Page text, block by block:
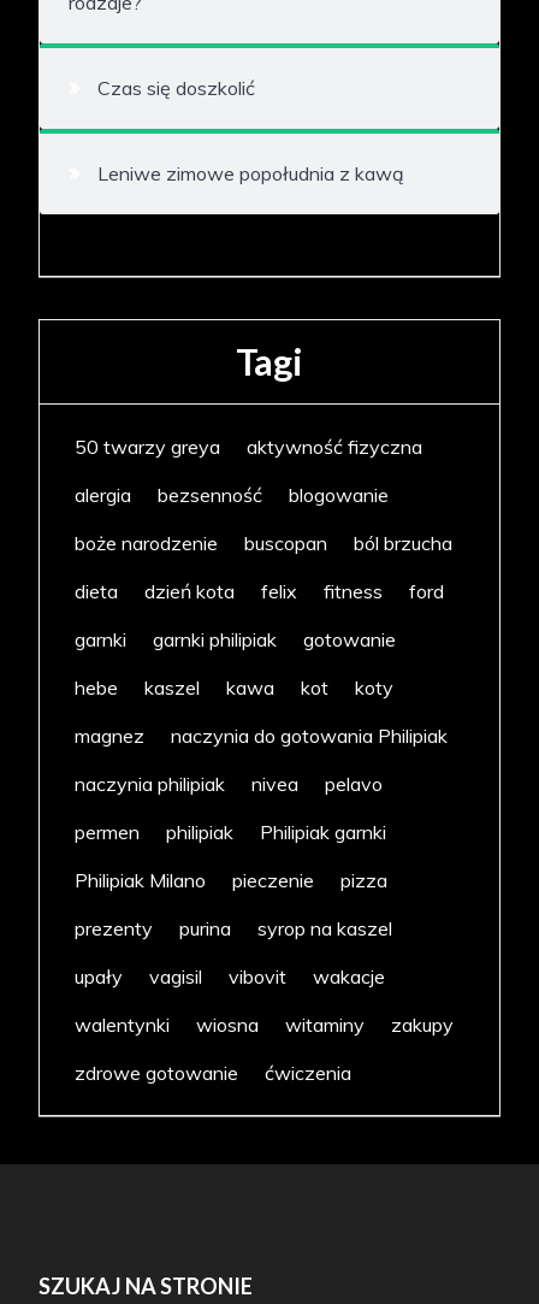
Czas się doszkolić
Leniwe zimowe popołudnia z kawą
Tagi
50 twarzy greya
aktywność fizyczna
alergia
bezsenność
blogowanie
boże narodzenie
buscopan
ból brzucha
dieta
dzień kota felix fitness
ford
garnki
garnki philipiak
gotowanie
hebe
kaszel kawa kot
koty
magnez
naczynia do gotowania Philipiak
naczynia philipiak
nivea
pelavo
permen
philipiak
Philipiak garnki
Philipiak Milano
pieczenie
pizza
prezenty
purina
syrop na kaszel
upały
vagisil vibovit
wakacje
walentynki
wiosna witaminy
zakupy
zdrowe gotowanie
ćwiczenia
SZUKAJ NA STRONIE